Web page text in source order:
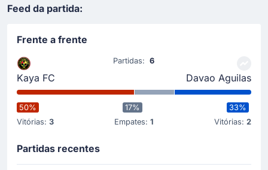
Feed da partida:
Frente a frente
Kaya FC
Partidas:6
Davao Aguilas
50%
Vitórias: 3
17%
Empates: 1
33%
Vitórias: 2
Partidas recentes